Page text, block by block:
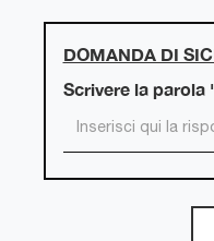
DOMANDA DI
Scrivere la parola